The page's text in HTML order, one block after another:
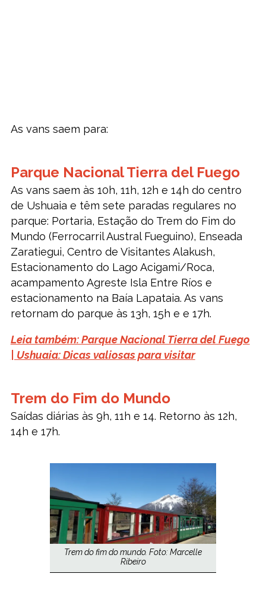
As vans saem para:
Parque Nacional Tierra del Fuego
As vans saem às 10h, 11h, 12h e 14h do centro
de Ushuaia e têm sete paradas regulares no
parque: Portaria, Estação do Trem do Fim do
Mundo (Ferrocarril Austral Fueguino), Enseada
Zaratiegui, Centro de Visitantes Alakush,
Estacionamento do Lago Acigami/Roca,
acampamento Agreste Isla Entre Ríos e
estacionamento na Baía Lapataia. As vans
retornam do parque às 13h, 15h e e 17h.
Leia também: Parque Nacional Tierra del Fuego
| Ushuaia: Dicas valiosas para visitar
Trem do Fim do Mundo
Saídas diárias às 9h, 11h e 14. Retorno às 12h,
14h e 17h.
Trem do fim do mundo. Foto: Marcelle
Ribeiro